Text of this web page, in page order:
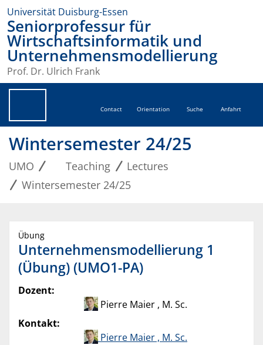
Universität Duisburg-Essen
Seniorprofessur für
Wirtschaftsinformatik und
Unternehmensmodellierung
Prof. Dr. Ulrich Frank
Contact Orientation Suche Anfahrt
Wintersemester 24/25
UMO Teaching
Lectures
Wintersemester 24/25
Übung
Unternehmensmodellierung 1
(Übung) (UMO1-PA)
Dozent:
Pierre Maier , M. Sc.
Kontakt:
Pierre Maier , M. Sc.